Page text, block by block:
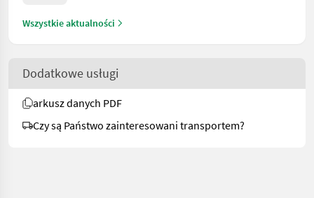
Wszystkie aktualności
Dodatkowe usługi
arkusz danych PDF
Czy są Państwo zainteresowani transportem?